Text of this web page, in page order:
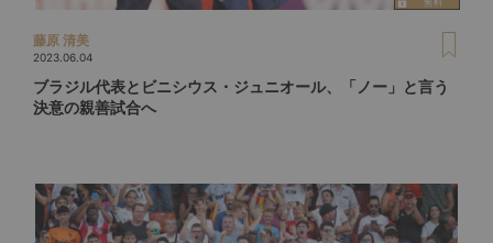
藤原 清美
2023.06.04
ブラジル代表とビニシウス・ジュニオール、「ノー」と言う
決意の親善試合へ